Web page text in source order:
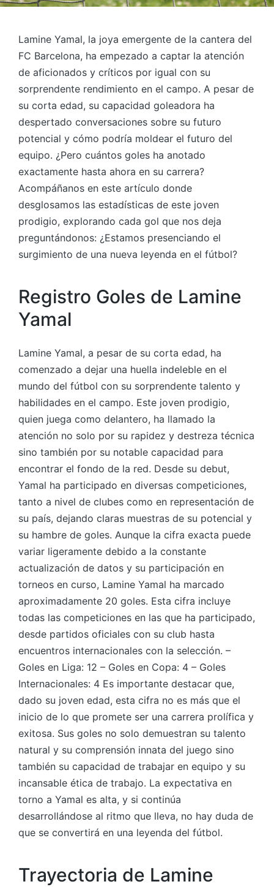
Lamine Yamal, la joya emergente de la cantera del
FC Barcelona, ha empezado a captar la atención
de aficionados y críticos por igual con su
sorprendente rendimiento en el campo. A pesar de
su corta edad, su capacidad goleadora ha
despertado conversaciones sobre su futuro
potencial y cómo podría moldear el futuro del
equipo. ¿Pero cuántos goles ha anotado
exactamente hasta ahora en su carrera?
Acompáñanos en este artículo donde
desglosamos las estadísticas de este joven
prodigio, explorando cada gol que nos deja
preguntándonos: ¿Estamos presenciando el
surgimiento de una nueva leyenda en el fútbol?
Registro Goles de Lamine
Yamal
Lamine Yamal, a pesar de su corta edad, ha
comenzado a dejar una huella indeleble en el
mundo del fútbol con su sorprendente talento y
habilidades en el campo. Este joven prodigio,
quien juega como delantero, ha llamado la
atención no solo por su rapidez y destreza técnica
sino también por su notable capacidad para
encontrar el fondo de la red. Desde su debut,
Yamal ha participado en diversas competiciones,
tanto a nivel de clubes como en representación de
su país, dejando claras muestras de su potencial y
su hambre de goles. Aunque la cifra exacta puede
variar ligeramente debido a la constante
actualización de datos y su participación en
torneos en curso, Lamine Yamal ha marcado
aproximadamente 20 goles. Esta cifra incluye
todas las competiciones en las que ha participado,
desde partidos oficiales con su club hasta
encuentros internacionales con la selección. –
Goles en Liga: 12 – Goles en Copa: 4 – Goles
Internacionales: 4 Es importante destacar que,
dado su joven edad, esta cifra no es más que el
inicio de lo que promete ser una carrera prolífica y
exitosa. Sus goles no solo demuestran su talento
natural y su comprensión innata del juego sino
también su capacidad de trabajar en equipo y su
incansable ética de trabajo. La expectativa en
torno a Yamal es alta, y si continúa
desarrollándose al ritmo que lleva, no hay duda de
que se convertirá en una leyenda del fútbol.
Trayectoria de Lamine